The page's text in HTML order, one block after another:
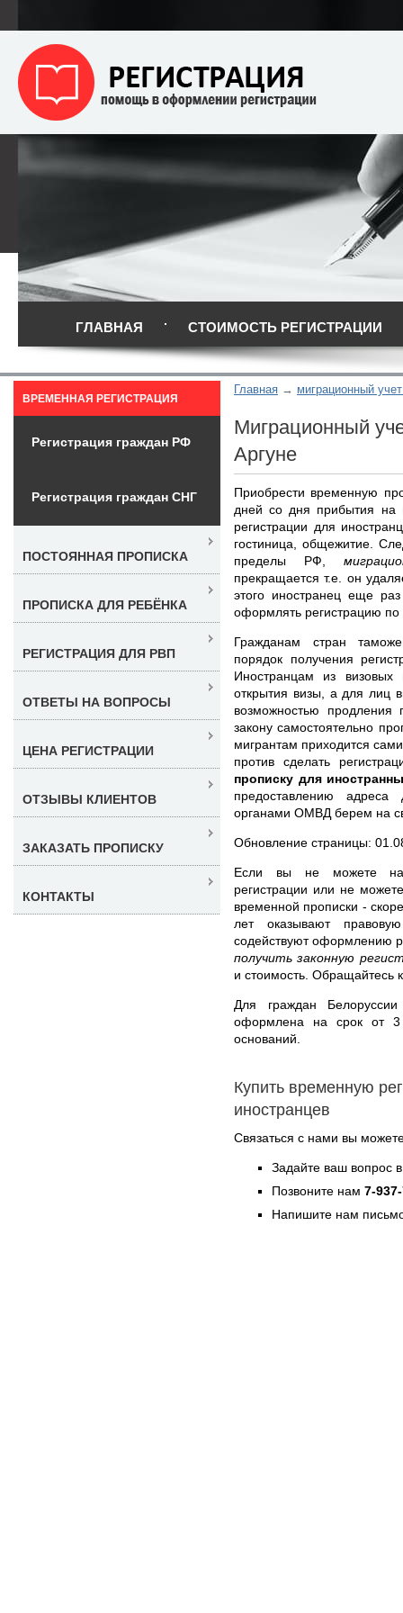
ГЛАВНАЯ СТОИМОСТЬ РЕГИСТРАЦИИ
Главная миграционный
Миграционный
Аргуне
Приобрести временную
дней со дня прибытия на
регистрации для
гостиница, общежитие.
пределы РФ,
прекращается т.е. он
этого иностранец еще
оформлять регистрацию по
Гражданам стран
порядок получения
Иностранцам из визовых
открытия визы, а для лиц
возможностью продления
закону самостоятельно
мигрантам приходится
против сделать
прописку для
предоставлению
органами ОМВД берем на
Обновление страницы:
Если вы не можете
регистрации или не
временной прописки -
лет оказывают
содействуют оформлению
получить законную
и стоимость. Обращайтесь
Для граждан
оформлена на срок от
оснований.
Купить временную
иностранцев
Связаться с нами вы
Задайте ваш вопрос
Позвоните нам 7-
Напишите нам
ВРЕМЕННАЯ РЕГИСТРАЦИЯ
Регистрация граждан РФ
Регистрация граждан СНГ
ПОСТОЯННАЯ ПРОПИСКА
ПРОПИСКА ДЛЯ РЕБЁНКА
РЕГИСТРАЦИЯ ДЛЯ РВП
ОТВЕТЫ НА ВОПРОСЫ
ЦЕНА РЕГИСТРАЦИИ
ОТЗЫВЫ КЛИЕНТОВ
ЗАКАЗАТЬ ПРОПИСКУ
КОНТАКТЫ